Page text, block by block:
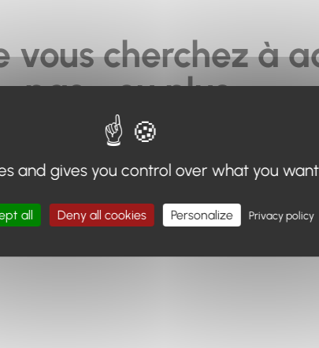
vous cherchez à
pas... ou plus.
en haut de page, ou à utiliser le menu
Retour à l'accueil
and gives you control over what you
all Deny all cookies Personalize Privacy policy